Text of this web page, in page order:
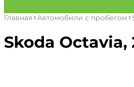
Главная Автомобили с пробегом
Skoda Octavia,